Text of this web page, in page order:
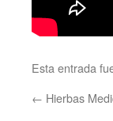
Esta entrada
← Hierbas